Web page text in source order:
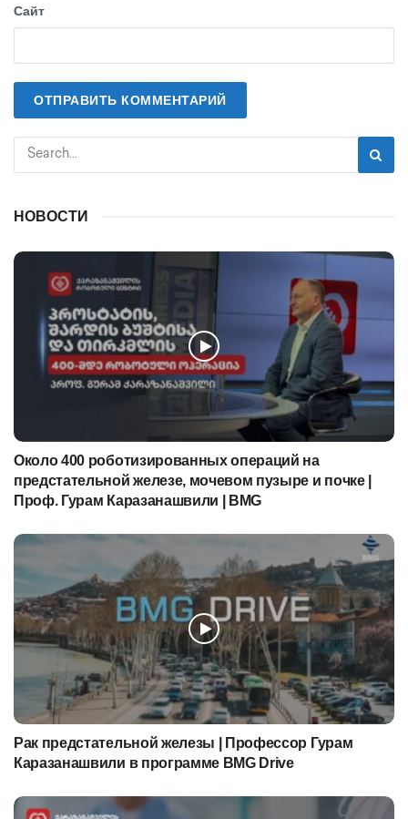
Сайт
НОВОСТИ
Около 400 роботизированных операций на
предстательной железе, мочевом пузыре и почке |
Проф. Гурам Каразанашвили | BMG
Рак предстательной железы | Профессор Гурам
Каразанашвили в программе BMG Drive